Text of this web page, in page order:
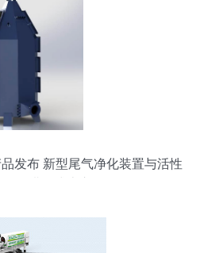
发布 新型尾气净化装置与活性